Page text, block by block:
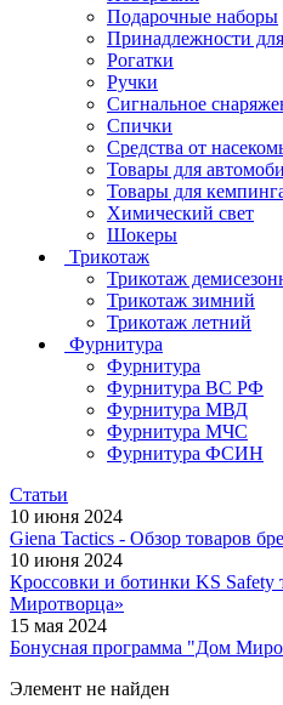
Подарочные наборы
Принадлежности
Рогатки
Ручки
Сигнальное
Спички
Средства от
Товары для
Товары для
Химический свет
Шокеры
Трикотаж
Трикотаж
Трикотаж зимний
Трикотаж летний
Фурнитура
Фурнитура
Фурнитура ВС РФ
Фурнитура МВД
Фурнитура МЧС
Фурнитура ФСИН
Статьи
10 июня 2024
Giena Tactics - Обзор товаров
10 июня 2024
Кроссовки и ботинки KS Safety
Миротворца»
15 мая 2024
Бонусная программа "Дом
Элемент не найден